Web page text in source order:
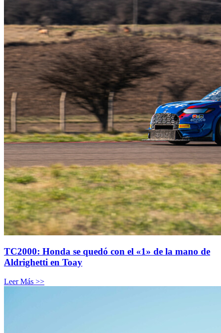
TC2000: Honda se quedó con el «1» de la mano de
Aldrighetti en Toay
Leer Más >>